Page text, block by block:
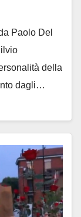
Paolo Del
della
dagli…